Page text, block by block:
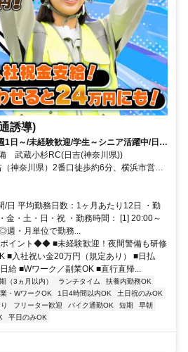
誘導)
1日～/未経験歓迎/学生～シニア活躍中/日払
武蔵小杉RC(日吉(神奈川県))
神奈川県）2番口徒歩約6分、横浜市営グ
約21分、東急東横線 元住吉東口徒歩約16
トセンター)神奈川県川崎市中原区新丸子
号
/日 平均勤務日数：1ヶ月あたり12日 ・勤
金・土・日・祝 ・勤務時間： [1] 20:00～
・月単位で勤務...
イント◆◆ ■未経験歓迎！夜間警備も研修
■入社祝い金20万円（規定あり） ■日払
給 ■Wワーク／副業OK ■直行直帰...
（3ヵ月以内） ランチタイム
扶養内勤務OK
・WワークOK 1日4時間以内OK
土日祝のみOK
フリーター歓迎 バイク通勤OK 短期
早朝
平日のみOK